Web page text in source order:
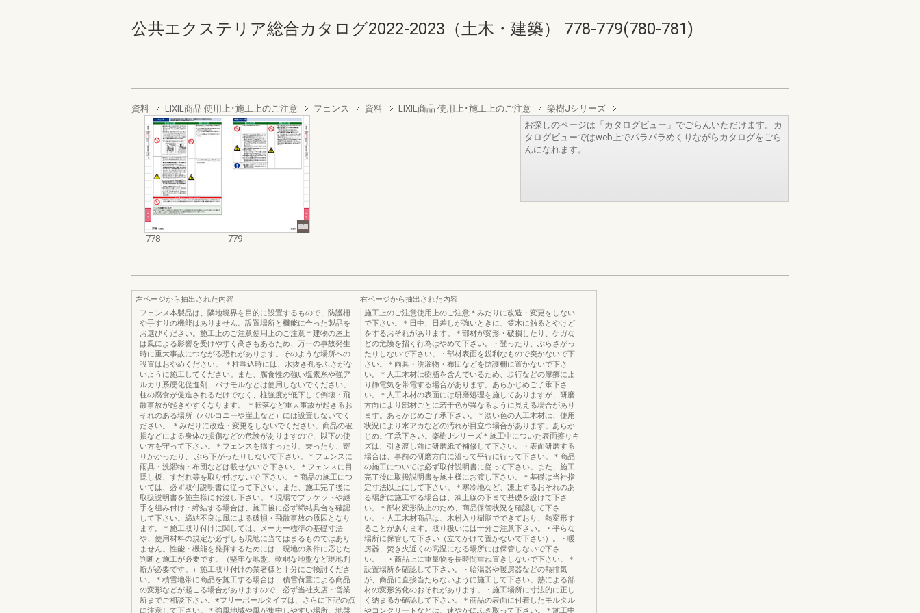
公共エクステリア総合カタログ2022-2023（土木・建築） 778-779(780-781)
資料 LIXIL商品 使用上･施工上のご注意 フェンス 資料 LIXIL商品 使用上･施工上のご注意 楽樹Jシリーズ
778 779
お探しのページは「カタログビュー」でごらんいただけます。カ
タログビューではweb上でパラパラめくりながらカタログをごら
んになれます。
左ページから抽出された内容
フェンス本製品は、隣地境界を目的に設置するもので、防護柵
や手すりの機能はありません。設置場所と機能に合った製品を
お選びください。施工上のご注意使用上のご注意＊建物の屋上
は風による影響を受けやすく高さもあるため、万一の事故発生
時に重大事故につながる恐れがあります。そのような場所への
設置はおやめください。 ＊柱埋込時には、水抜き孔をふさがな
いように施工してください。また、腐食性の強い塩素系や強ア
ルカリ系硬化促進剤、バサモルなどは使用しないでください。
柱の腐食が促進されるだけでなく、柱強度が低下して倒壊・飛
散事故が起きやすくなります。 ＊転落など重大事故が起きるお
それのある場所（バルコニーや崖上など）には設置しないでく
ださい。 ＊みだりに改造・変更をしないでください。商品の破
損などによる身体の損傷などの危険がありますので、以下の使
い方を守って下さい。＊フェンスを揺すったり、乗ったり、寄
りかかったり、 ぶら下がったりしないで下さい。＊フェンスに
雨具・洗濯物・布団などは載せないで 下さい。＊フェンスに目
隠し板、すだれ等を取り付けないで 下さい。＊商品の施工につ
いては、必ず取付説明書に従って下さい。また、施工完了後に
取扱説明書を施主様にお渡し下さい。＊現場でブラケットや継
手を組み付け・締結する場合は、施工後に必ず締結具合を確認
して下さい。締結不良は風による破損・飛散事故の原因となり
ます。＊施工取り付けに関しては、メーカー標準の基礎寸法
や、使用材料の規定が必ずしも現地に当てはまるものではあり
ません。性能・機能を発揮するためには、現地の条件に応じた
判断と施工が必要です。（堅牢な地盤、軟弱な地盤など現地判
断が必要です。）施工取り付けの業者様と十分にご検討くださ
い。＊積雪地帯に商品を施工する場合は、積雪荷重による商品
の変形などが起こる場合がありますので、必ず当社支店・営業
所までご相談下さい。※フリーポールタイプは、さらに下記の点
に注意して下さい。＊強風地域や風が集中しやすい場所、地盤
右ページから抽出された内容
施工上のご注意使用上のご注意＊みだりに改造・変更をしない
で下さい。＊日中、日差しが強いときに、笠木に触るとやけど
をするおそれがあります。＊部材が変形・破損したり、ケガな
どの危険を招く行為はやめて下さい。・登ったり、ぶらさがっ
たりしないで下さい。・部材表面を鋭利なもので突かないで下
さい。＊雨具・洗濯物・布団などを防護柵に置かないで下さ
い。＊人工木材は樹脂を含んでいるため、歩行などの摩擦によ
り静電気を帯電する場合があります。あらかじめご了承下さ
い。＊人工木材の表面には研磨処理を施してありますが、研磨
方向により部材ごとに若干色が異なるように見える場合があり
ます。あらかじめご了承下さい。＊淡い色の人工木材は、使用
状況により水アカなどの汚れが目立つ場合があります。あらか
じめご了承下さい。楽樹Jシリーズ＊施工中についた表面擦りキ
ズは、引き渡し前に研磨紙で補修して下さい。・表面研磨する
場合は、事前の研磨方向に沿って平行に行って下さい。＊商品
の施工については必ず取付説明書に従って下さい。また、施工
完了後に取扱説明書を施主様にお渡し下さい。＊基礎は当社指
定寸法以上にして下さい。＊寒冷地など、凍上するおそれのあ
る場所に施工する場合は、凍上線の下まで基礎を設けて下さ
い。＊部材変形防止のため、商品保管状況を確認して下さ
い。・人工木材商品は、木粉入り樹脂でできており、熱変形す
ることがあります。取り扱いには十分ご注意下さい。・平らな
場所に保管して下さい（立てかけて置かないで下さい）。・暖
房器、焚き火近くの高温になる場所には保管しないで下さ
い。 ・商品上に重量物を長時間重ね置きしないで下さい。＊
設置場所を確認して下さい。・給湯器や暖房器などの熱排気
が、商品に直接当たらないように施工して下さい。熱による部
材の変形劣化のおそれがあります。・施工場所に寸法的に正し
く納まるか確認して下さい。＊商品の表面に付着したモルタル
やコンクリートなどは、速やかにふき取って下さい。＊施工中